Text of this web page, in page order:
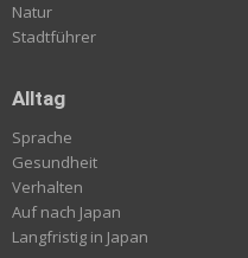
Natur
Stadtführer
Alltag
Sprache
Gesundheit
Verhalten
Auf nach Japan
Langfristig in Japan